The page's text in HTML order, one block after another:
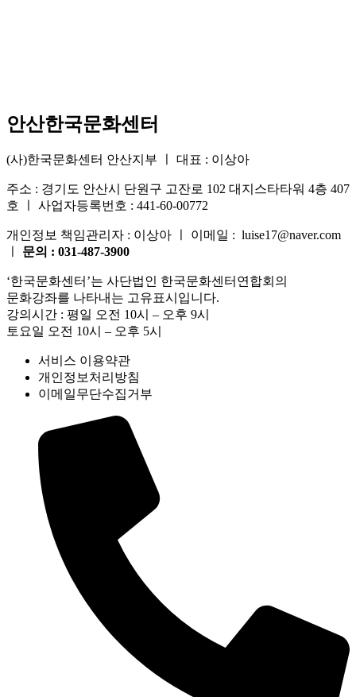
안산한국문화센터
(사)한국문화센터 안산지부 ㅣ 대표 : 이상아
주소 : 경기도 안산시 단원구 고잔로 102 대지스타타워 4층 407
호 ㅣ 사업자등록번호 : 441-60-00772
개인정보 책임관리자 : 이상아 ㅣ 이메일 : luise17@naver.com
문의 : 031-487-3900
‘한국문화센터’는 사단법인 한국문화센터연합회의
문화강좌를 나타내는 고유표시입니다.
강의시간 : 평일 오전 10시 – 오후 9시
토요일 오전 10시 – 오후 5시
서비스 이용약관
개인정보처리방침
이메일무단수집거부